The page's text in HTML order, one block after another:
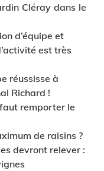
Cléray dans le
d’équipe et
est très
réussisse à
Richard !
remporter le
de raisins ?
devront relever :